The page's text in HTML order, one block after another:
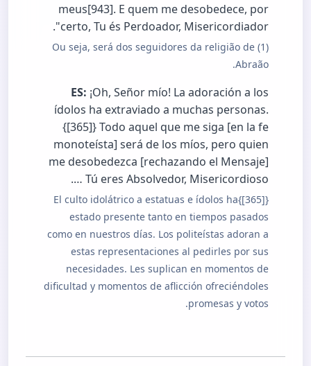
meus[943]. E quem me desobedece, por
certo, Tu és Perdoador, Misericordiador".
(1) Ou seja, será dos seguidores da religião de
Abraão.
ES: ¡Oh, Señor mío! La adoración a los
ídolos ha extraviado a muchas personas.
{[365]} Todo aquel que me siga [en la fe
monoteísta] será de los míos, pero quien
me desobedezca [rechazando el Mensaje]
… Tú eres Absolvedor, Misericordioso.
{[365]}El culto idolátrico a estatuas e ídolos ha
estado presente tanto en tiempos pasados
como en nuestros días. Los politeístas adoran a
estas representaciones al pedirles por sus
necesidades. Les suplican en momentos de
dificultad y momentos de aflicción ofreciéndoles
promesas y votos.